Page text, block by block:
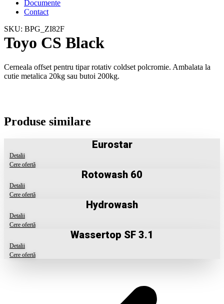
Documente
Contact
SKU: BPG_ZI82F
Toyo CS Black
Cerneala offset pentru tipar rotativ coldset polcromie. Ambalata la
cutie metalica 20kg sau butoi 200kg.
Produse similare
Eurostar
Detalii
Cere ofertă
Rotowash 60
Detalii
Cere ofertă
Hydrowash
Detalii
Cere ofertă
Wassertop SF 3.1
Detalii
Cere ofertă